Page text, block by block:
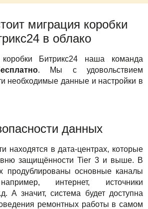
миграция коробки
в облако
коробки Битрикс24 наша команда
. Мы с удовольствием
необходимые данные и настройки в
данных
находятся в дата-центрах, которые
защищённости Tier 3 и выше. В
продублированы основные каналы
интернет, источники
А значит, система будет доступна
ремонтных работы в самом